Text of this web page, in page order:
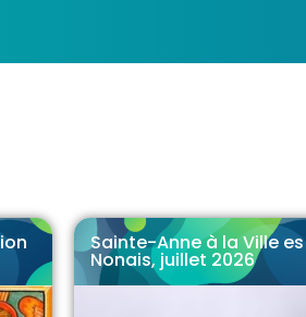
Sainte-Anne à la Ville es
Nonais, juillet 2026